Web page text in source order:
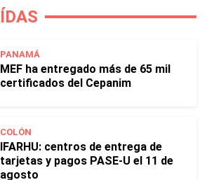
PANAMÁ
MEF ha entregado más de 65 mil
certificados del Cepanim
COLÓN
IFARHU: centros de entrega de
tarjetas y pagos PASE-U el 11 de
agosto